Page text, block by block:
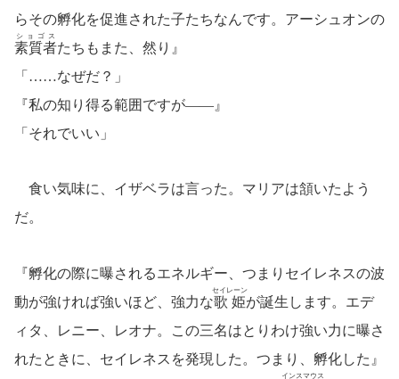
らその孵化を促進された子たちなんです。アーシュオンの
素質者
ショゴス
たちもまた、然り』
「……なぜだ？」
『私の知り得る範囲ですが――』
「それでいい」
食い気味に、イザベラは言った。マリアは頷いたよう
だ。
『孵化の際に曝されるエネルギー、つまりセイレネスの波
動が強ければ強いほど、強力な歌姫
セイレーン
が誕生します。エデ
ィタ、レニー、レオナ。この三名はとりわけ強い力に曝さ
れたときに、セイレネスを発現した。つまり、孵化した』
インスマウス